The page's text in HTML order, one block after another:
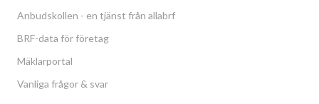
Anbudskollen - en tjänst från allabrf
BRF-data för företag
Mäklarportal
Vanliga frågor & svar